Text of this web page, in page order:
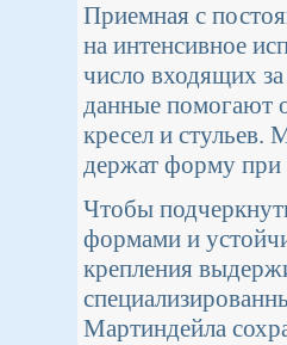
Приемная с
на интенсивное
число входящих
данные помогают
кресел и стульев.
держат форму при
Чтобы
формами и
крепления
Мартиндейла